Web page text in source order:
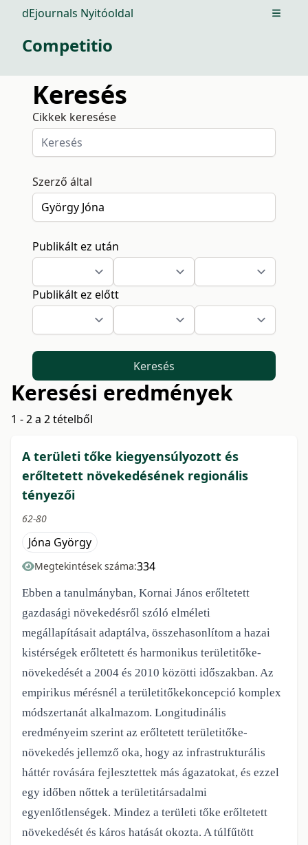
dEjournals Nyitóoldal Open
Competitio
Keresés
Cikkek keresése
Szerző által
Publikált ez után
Publikált ez előtt
Keresés
Keresési eredmények
1 - 2 a 2 tételből
A területi tőke kiegyensúlyozott és
erőltetett növekedésének regionális
tényezői
62-80
Jóna György
Megtekintések száma:334
Ebben a tanulmányban, Kornai János erőltetett
gazdasági növekedésről szóló elmé­leti
megállapításait adaptálva, összehasonlítom a hazai
kistérségek erőltetett és harmonikus területitőke­
növekedését a 2004 és 2010 közötti időszakban. Az
empi­rikus mérésnél a területitőke­koncepció komplex
módszertanát alkalmazom. Longi­tudinális
eredményeim szerint az erőltetett területitőke­
növekedés jellemző oka, hogy az infrastrukturális
háttér rovására fejlesztettek más ágazatokat, és ezzel
egy időben nőttek a területi­társadalmi
egyenlőtlenségek. Mindez a területi tőke erőltetett
növekedését és káros hatását okozta. A túlfűtött